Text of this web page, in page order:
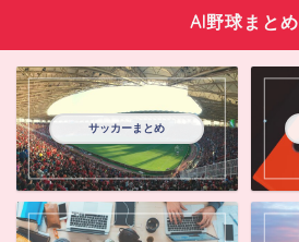
AI野球まとめ
サッカーまとめ